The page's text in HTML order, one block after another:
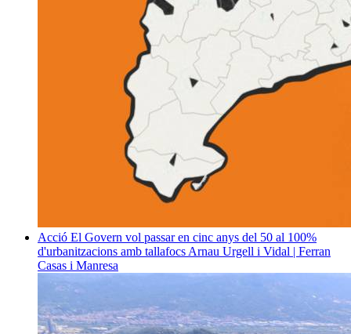
Acció El Govern vol passar en cinc anys del 50 al 100%
d'urbanitzacions amb tallafocs Arnau Urgell i Vidal | Ferran
Casas i Manresa